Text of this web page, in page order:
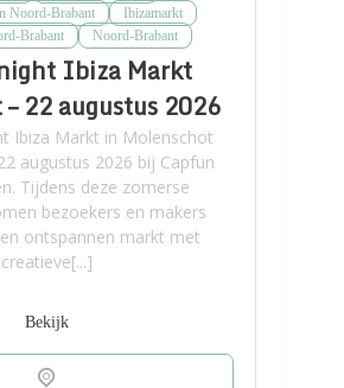
Noord-Brabant
Ibizamarkt
Brabant
Noord-Brabant
Ibiza Markt
22 augustus 2026
Ibiza Markt in Molenschot
augustus 2026 bij Capfun
Tijdens deze zomerse
bezoekers en makers
ontspannen markt met
creatieve[...]
Bekijk